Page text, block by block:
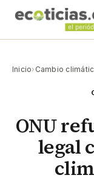
Inicio› Cambio
ONU
legal